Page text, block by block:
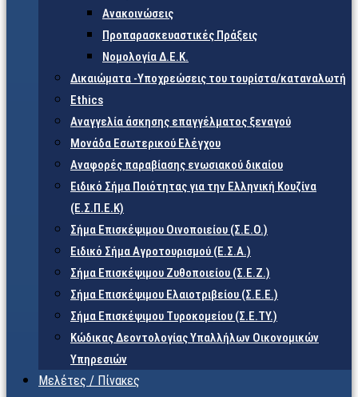
Ανακοινώσεις
Προπαρασκευαστικές Πράξεις
Νομολογία Δ.Ε.Κ.
Δικαιώματα -Υποχρεώσεις του τουρίστα/καταναλωτή
Ethics
Αναγγελία άσκησης επαγγέλματος ξεναγού
Μονάδα Εσωτερικού Ελέγχου
Αναφορές παραβίασης ενωσιακού δικαίου
Ειδικό Σήμα Ποιότητας για την Ελληνική Κουζίνα
(Ε.Σ.Π.Ε.Κ)
Σήμα Επισκέψιμου Οινοποιείου (Σ.Ε.Ο.)
Ειδικό Σήμα Αγροτουρισμού (Ε.Σ.Α.)
Σήμα Επισκέψιμου Ζυθοποιείου (Σ.Ε.Ζ.)
Σήμα Επισκέψιμου Ελαιοτριβείου (Σ.Ε.Ε.)
Σήμα Επισκέψιμου Τυροκομείου (Σ.Ε.TY.)
Κώδικας Δεοντολογίας Υπαλλήλων Οικονομικών
Υπηρεσιών
Μελέτες / Πίνακες